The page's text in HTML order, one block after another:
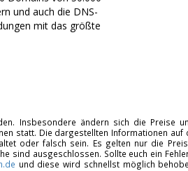
und auch die DNS-
mit das größte
Insbesondere ändern sich die Preise
statt. Die dargestellten Informationen auf
oder falsch sein. Es gelten nur die
sind ausgeschlossen. Sollte euch ein
und diese wird schnellst möglich